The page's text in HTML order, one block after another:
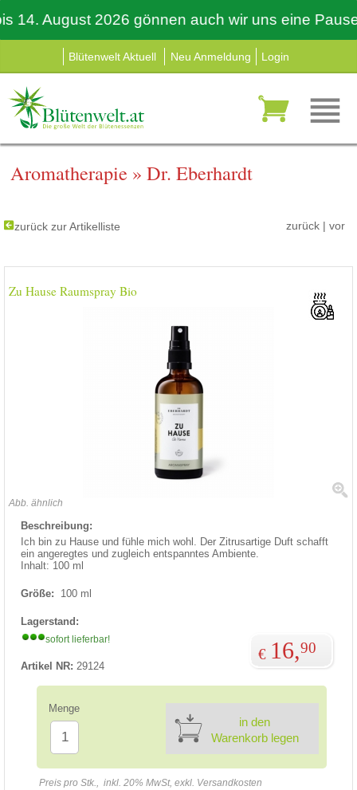
August 2026 gönnen auch wir uns eine Pause.
Blütenwelt Aktuell Neu Anmeldung Login
Aromatherapie » Dr. Eberhardt
zurück zur Artikelliste zurück | vor
Zu Hause Raumspray Bio
Abb. ähnlich
Beschreibung:
Ich bin zu Hause und fühle mich wohl. Der Zitrusartige Duft schafft
ein angeregtes und zugleich entspanntes Ambiente.
Inhalt: 100 ml
Größe: 100 ml
Lagerstand:
sofort lieferbar!
Artikel NR: 29124
€ 16,90
Menge
in den
Warenkorb legen
Preis pro Stk., inkl. 20% MwSt, exkl. Versandkosten